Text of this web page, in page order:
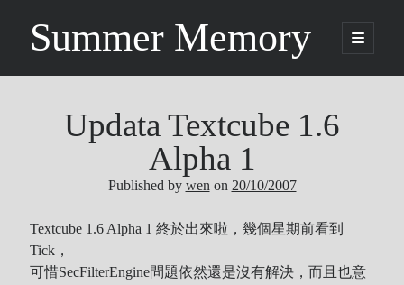
Summer Memory
open
primary
Sidebar
Categories
Being Music
GARNET CROW
Life
Updata Textcube 1.6
Alpha 1
Published by wen on 20/10/2007
Textcube 1.6 Alpha 1 終於出來啦，幾個星期前看到
Tick，
可惜SecFilterEngine問題依然還是沒有解決，而 且也意